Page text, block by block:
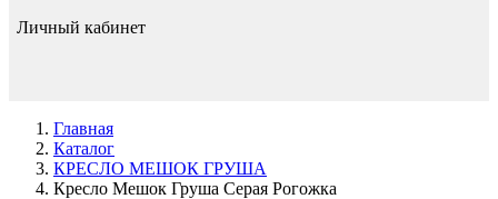
Личный кабинет
Главная
Каталог
КРЕСЛО МЕШОК ГРУША
Кресло Мешок Груша Серая Рогожка